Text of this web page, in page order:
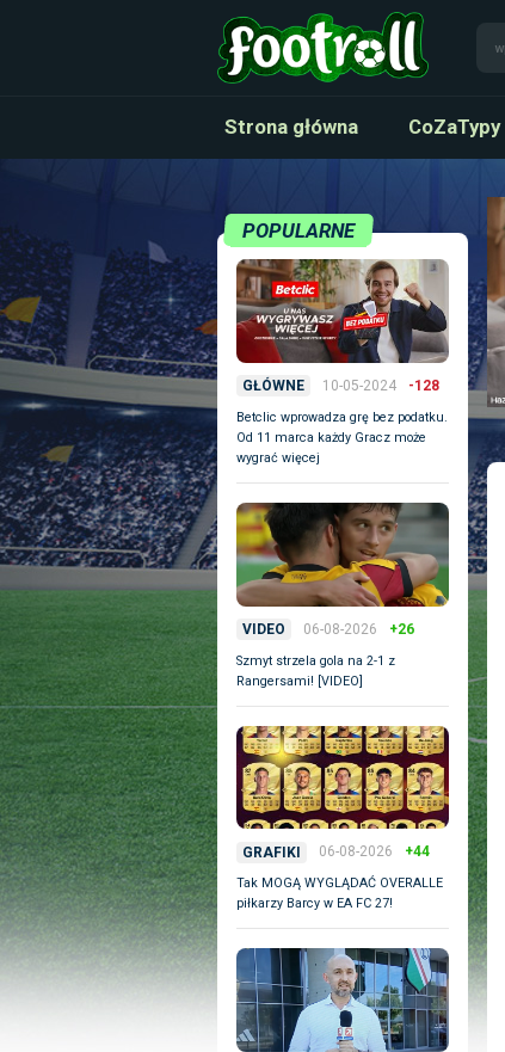
Strona główna CoZaTypy
POPULARNE
GŁÓWNE 10-05-2024 -128
Betclic wprowadza grę bez podatku.
Od 11 marca każdy Gracz może
wygrać więcej
VIDEO 06-08-2026 +26
Szmyt strzela gola na 2-1 z
Rangersami! [VIDEO]
GRAFIKI 06-08-2026 +44
Tak MOGĄ WYGLĄDAĆ OVERALLE
piłkarzy Barcy w EA FC 27!